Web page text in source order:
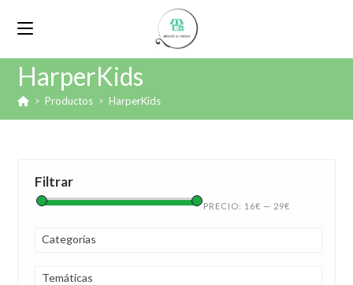
HarperKids
> Productos > HarperKids
Filtrar
PRECIO: 16€ — 29€
Categorías
Temáticas